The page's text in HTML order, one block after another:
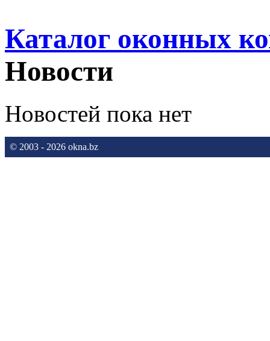
Каталог оконных
Новости
Новостей пока нет
© 2003 - 2026 okna.bz